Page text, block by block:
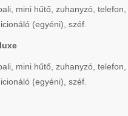
mini hűtő, zuhanyzó, telefon,
(egyéni), széf.
mini hűtő, zuhanyzó, telefon,
(egyéni), széf.